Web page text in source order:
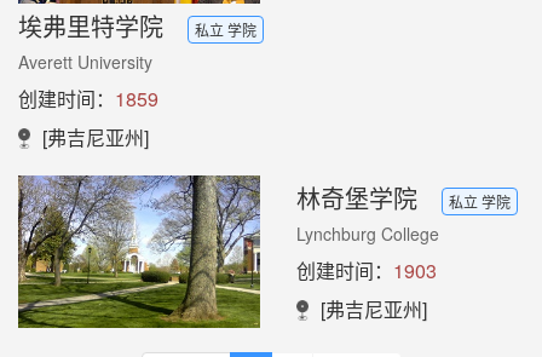
埃弗里特学院 私立 学院
Averett University
创建时间： 1859
[弗吉尼亚州]
林奇堡学院 私立 学院
Lynchburg College
创建时间： 1903
[弗吉尼亚州]